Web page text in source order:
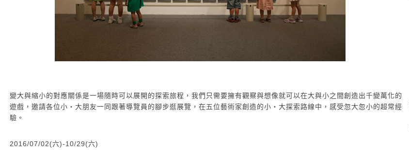
變大與縮小的對應關係是一場隨時可以展開的探索旅程，我們只需要擁有觀察與想像就可以在大與小之間創造出千變萬化的
遊戲，邀請各位小‧大朋友一同跟著導覽員的腳步逛展覽，在五位藝術家創造的小‧大探索路線中，感受忽大忽小的超常經
驗。
2016/07/02(六)-10/29(六)